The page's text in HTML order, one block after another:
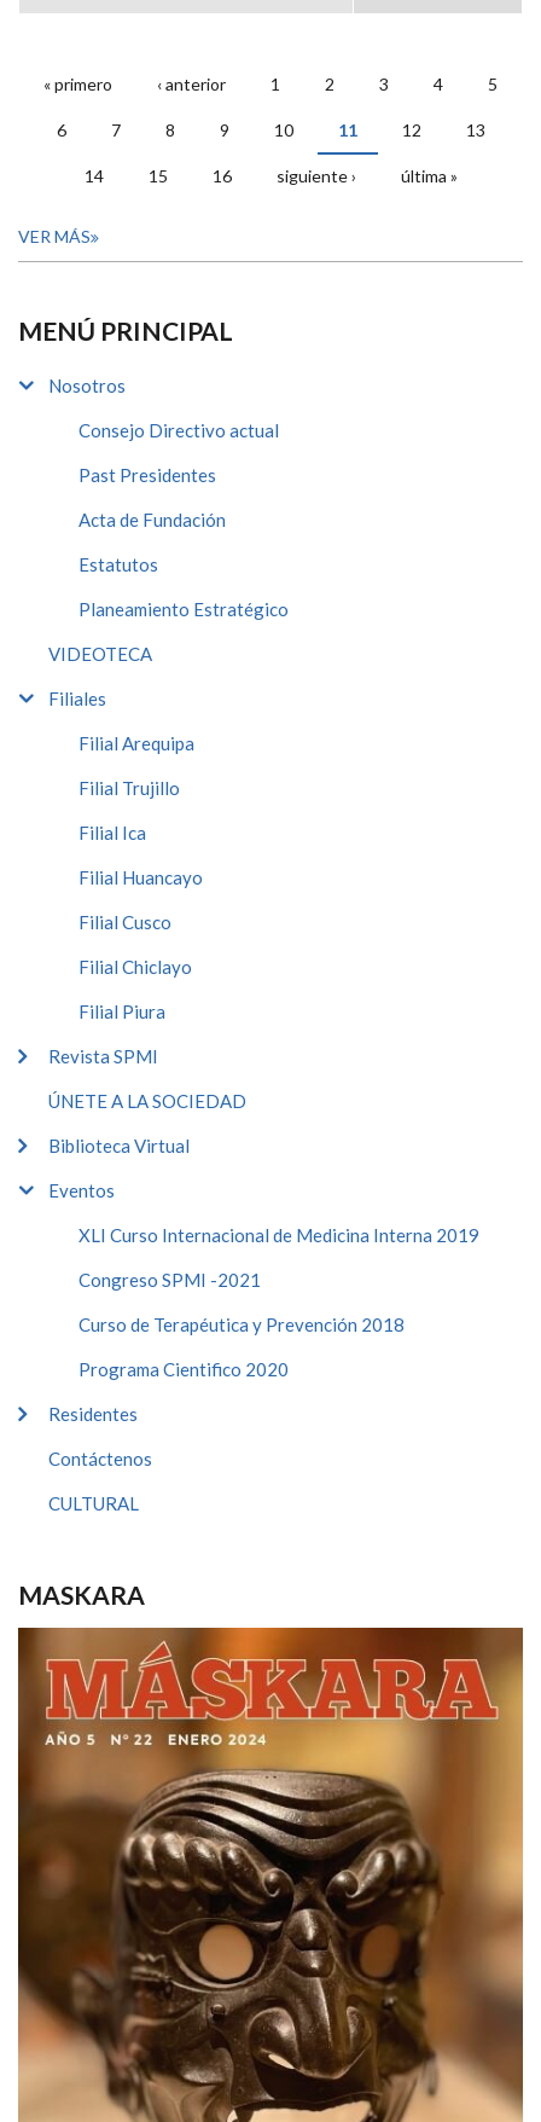
PÁGINAS
« primero ‹ anterior 1 2 3 4 5
6 7 8 9 10 11 12 13
14 15 16 siguiente › última »
VER MÁS
MENÚ PRINCIPAL
Nosotros
Consejo Directivo actual
Past Presidentes
Acta de Fundación
Estatutos
Planeamiento Estratégico
VIDEOTECA
Filiales
Filial Arequipa
Filial Trujillo
Filial Ica
Filial Huancayo
Filial Cusco
Filial Chiclayo
Filial Piura
Revista SPMI
ÚNETE A LA SOCIEDAD
Biblioteca Virtual
Eventos
XLI Curso Internacional de Medicina Interna 2019
Congreso SPMI -2021
Curso de Terapéutica y Prevención 2018
Programa Cientifico 2020
Residentes
Contáctenos
CULTURAL
MASKARA